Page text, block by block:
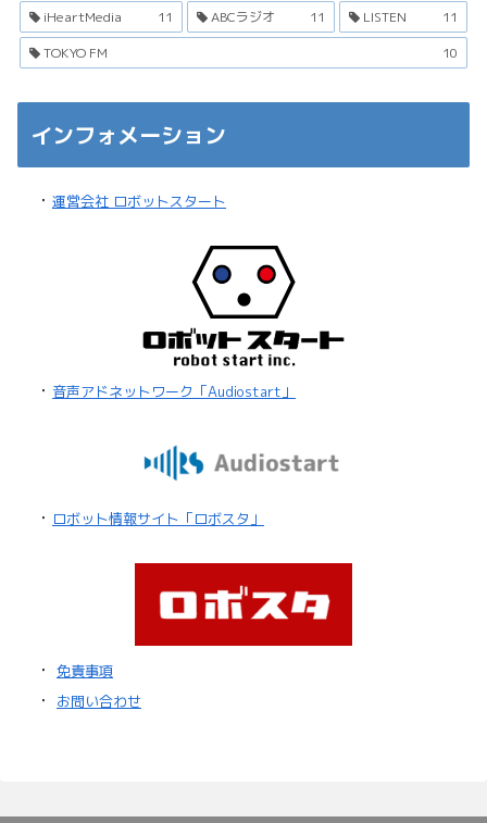
iHeartMedia
11 ABCラジオ 11 LISTEN
11
TOKYO FM
10
インフォメーション
・ 運営会社 ロボットスタート
・ 音声アドネットワーク「Audiostart」
・ ロボット情報サイト「ロボスタ」
・ 免責事項
・ お問い合わせ